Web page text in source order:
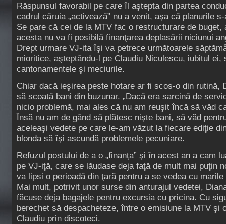
Răspunsul favorabil pe care îl aştepta din partea
cadrul căruia „activează” nu a venit, aşa că planurile
Se pare că cei de la MTV fac o restructurare de buget,
acesta nu va fi posibilă finanţarea deplasării niciunui
Drept urmare VJ-ita îşi va petrece următoarele
mioritice, aşteptându-l pe Claudiu Niculescu, iubitul ei,
cantonamentele şi meciurile.
Chiar dacă ieşirea peste hotare ar fi scos-o din rutină,
să scoată bani din buzunar. „Dacă era sarcină de
nicio problemă, mai ales că nu am reuşit încă să văd
Însă nu am de gând să plătesc nişte bani, să văd
aceleaşi vedete pe care le-am văzut la fiecare ediţie
blonda să îşi ascundă problemele pecuniare.
Refuzul postului de a o „finanţa” şi în acest an a cam
pe VJ-iţă, care se lăudase deja faţă de mult mai puţin
va lipsi o perioadă din ţară pentru a se vedea cu
Mai mult, potrivit unor surse din anturajul vedetei,
făcuse deja bagajele pentru excursia cu pricina. Cu
berechet să despacheteze, între o emisiune la MTV şi
Claudiu prin discoteci.